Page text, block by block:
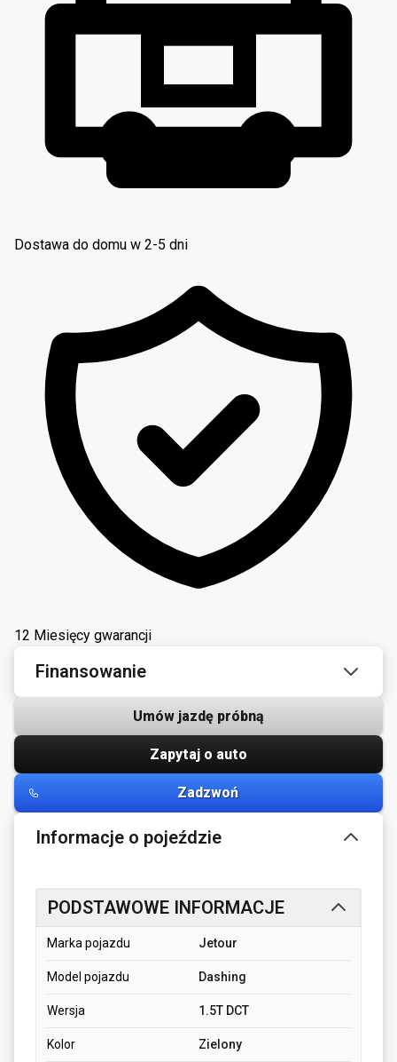
Dostawa do domu w 2-5 dni
12 Miesięcy gwarancji
Finansowanie
Umów jazdę próbną
Zapytaj o auto
Zadzwoń
Informacje o pojeździe
PODSTAWOWE INFORMACJE
Marka pojazdu Jetour
Model pojazdu Dashing
Wersja 1.5T DCT
Kolor Zielony